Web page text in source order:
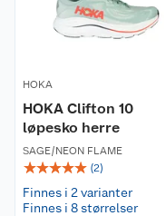
HOKA
HOKA Clifton 10
løpesko herre
SAGE/NEON FLAME
☆☆☆☆☆ (2)
Finnes i 2 varianter
Finnes i 8 størrelser